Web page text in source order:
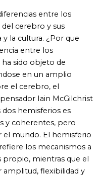
flexibilidad y
a traves de la
la tension
en el
y artistas
desde Esquilo